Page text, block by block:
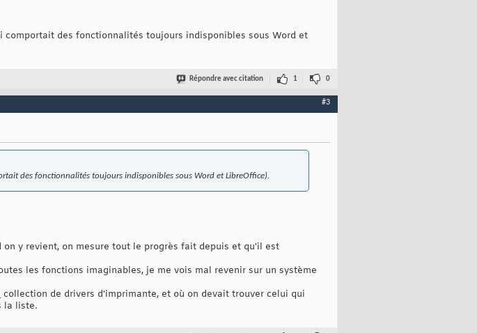
des fonctionnalités toujours indisponibles sous Word et
Répondre avec citation 1 0
#3
des fonctionnalités toujours indisponibles sous Word et LibreOffice).
y revient, on mesure tout le progrès fait depuis et qu'il est
les fonctions imaginables, je me vois mal revenir sur un système
collection de drivers d'imprimante, et où on devait trouver celui qui
la liste.